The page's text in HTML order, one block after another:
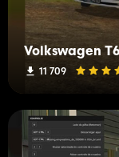
Volkswagen
11 709